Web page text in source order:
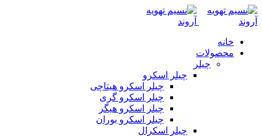
خانه
محصولات
چیلر
چیلر اسکرو
چیلر اسکرو هیتاچی
چیلر اسکرو گری
چیلر اسکرو هیگر
چیلر اسکرو بوران
چیلر اسکرال